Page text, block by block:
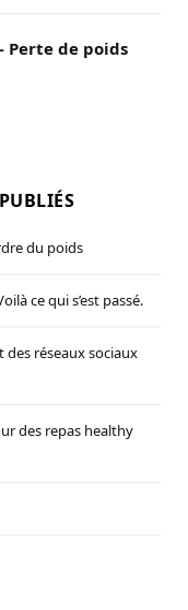
Perte de poids
du poids
ce qui s’est passé.
des réseaux sociaux
des repas healthy